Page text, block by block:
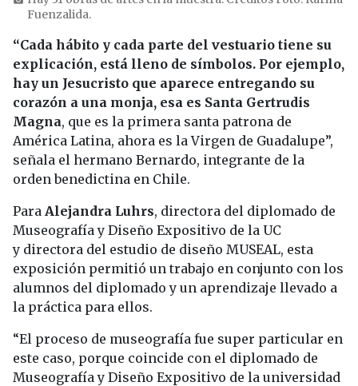
Fuenzalida.
“Cada hábito y cada parte del vestuario tiene su
explicación, está lleno de símbolos. Por ejemplo,
hay un Jesucristo que aparece entregando su
corazón a una monja, esa es Santa Gertrudis
Magna, que es la primera santa patrona de
América Latina, ahora es la Virgen de Guadalupe”,
señala el hermano Bernardo, integrante de la
orden benedictina en Chile.
Para Alejandra Luhrs, directora del diplomado de
Museografía y Diseño Expositivo de la UC
y directora del estudio de diseño MUSEAL, esta
exposición permitió un trabajo en conjunto con los
alumnos del diplomado y un aprendizaje llevado a
la práctica para ellos.
“El proceso de museografía fue super particular en
este caso, porque coincide con el diplomado de
Museografía y Diseño Expositivo de la universidad